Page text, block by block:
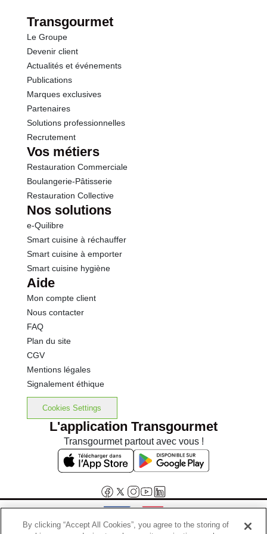
Sel
Transgourmet
Le Groupe
Devenir client
Actualités et événements
Publications
Marques exclusives
Partenaires
Solutions professionnelles
Recrutement
Vos métiers
Restauration Commerciale
Boulangerie-Pâtisserie
Restauration Collective
Nos solutions
e-Quilibre
Smart cuisine à réchauffer
Smart cuisine à emporter
Smart cuisine hygiène
Aide
Mon compte client
Nous contacter
FAQ
Plan du site
CGV
Mentions légales
Signalement éthique
Cookies Settings
L'application Transgourmet
Transgourmet partout avec vous !
By clicking “Accept All Cookies”, you agree to the storing of